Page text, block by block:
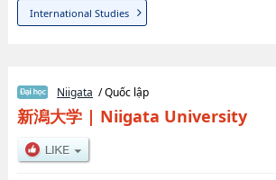
International Studies
Niigata / Quốc lập
新潟大学| Niigata University